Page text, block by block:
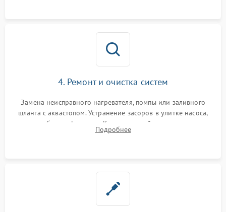
4. Ремонт и очистка систем
Замена неисправного нагревателя, помпы или заливного
шланга с аквастопом. Устранение засоров в улитке насоса,
патрубках и фильтрах. Компонентный ремонт платы
управления, восстановление поврежденной проводки.
Подробнее